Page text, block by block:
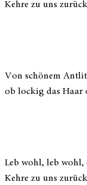
Kehre zu uns
Von schönem
ob lockig das Haar
Leb wohl, leb wohl,
Kehre zu uns